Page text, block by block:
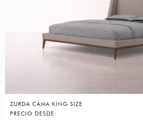
ZURDA CAMA KING SIZE
PRECIO DESDE: